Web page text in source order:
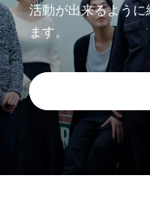
活動が出来るように
ます。